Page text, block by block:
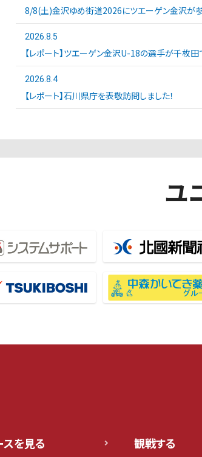
8/8(土)金沢ゆめ街道2026にツエーゲン金沢が参
2026.8.5
【レポート】ツエーゲン金沢U-18の選手が千枚
2026.8.4
【レポート】石川県庁を表敬訪問しました！
ユ
スを見る
観戦する